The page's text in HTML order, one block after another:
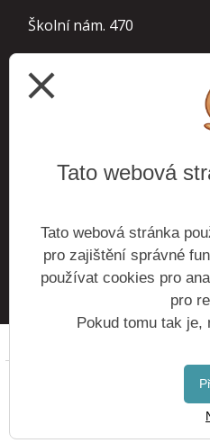
Školní nám. 470
IČ 70854963
IZO 000 241 610 základní
113 900 155školní družina
budova Roztoky Školní
budova Žalov
budova Cihelna
close
Tato webová
Tato webová stránka
pro zajištění správné
používat cookies pro
pro
Pokud tomu tak je,